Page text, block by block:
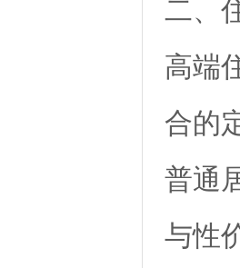
二、
高端
合的
普通
与性